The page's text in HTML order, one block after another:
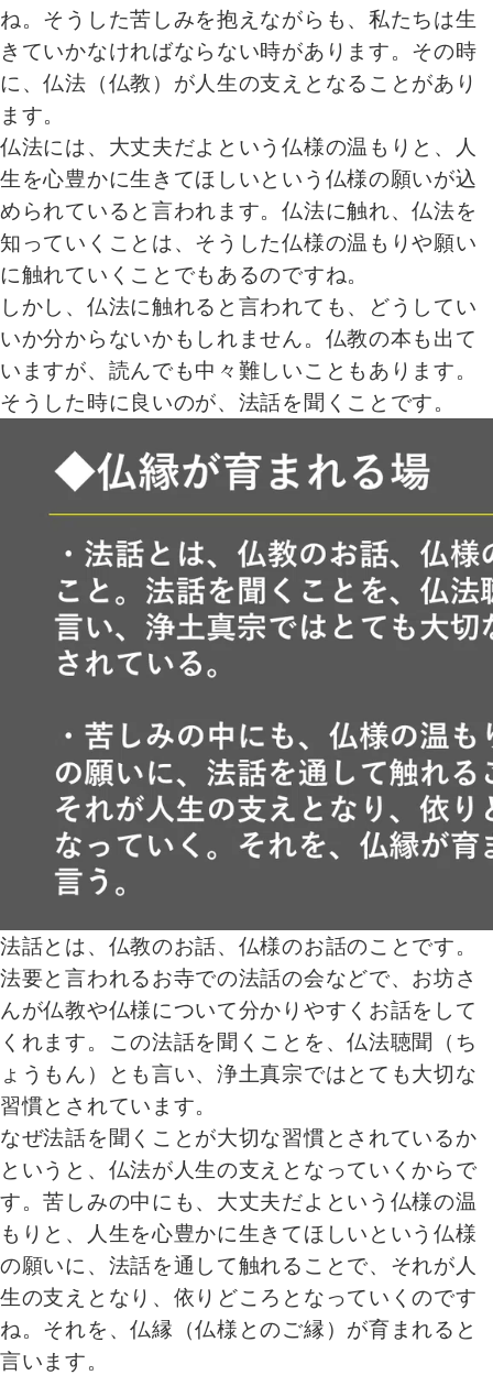
ね。そうした苦しみを抱えながらも、私たちは生
きていかなければならない時があります。その時
に、仏法（仏教）が人生の支えとなることがあり
ます。
仏法には、大丈夫だよという仏様の温もりと、人
生を心豊かに生きてほしいという仏様の願いが込
められていると言われます。仏法に触れ、仏法を
知っていくことは、そうした仏様の温もりや願い
に触れていくことでもあるのですね。
しかし、仏法に触れると言われても、どうしてい
いか分からないかもしれません。仏教の本も出て
いますが、読んでも中々難しいこともあります。
そうした時に良いのが、法話を聞くことです。
法話とは、仏教のお話、仏様のお話のことです。
法要と言われるお寺での法話の会などで、お坊さ
んが仏教や仏様について分かりやすくお話をして
くれます。この法話を聞くことを、仏法聴聞（ち
ょうもん）とも言い、浄土真宗ではとても大切な
習慣とされています。
なぜ法話を聞くことが大切な習慣とされているか
というと、仏法が人生の支えとなっていくからで
す。苦しみの中にも、大丈夫だよという仏様の温
もりと、人生を心豊かに生きてほしいという仏様
の願いに、法話を通して触れることで、それが人
生の支えとなり、依りどころとなっていくのです
ね。それを、仏縁（仏様とのご縁）が育まれると
言います。